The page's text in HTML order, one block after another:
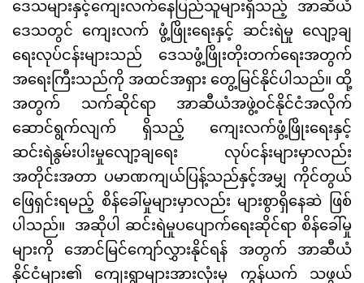
ဒေသများနှင့်ကျေးလက်နေပြည်သူများရှိသည့် အာဆီယံ
ဒေသတွင် ကျေးလက် ဖွံ့ဖြိုးရေးနှင့် ဆင်းရဲမှု လျော့ချ
ရေးလုပ်ငန်းများသည် ဒေသဖွံ့ဖြိုးတိုးတက်ရေးအတွက်
အရေးကြီးသည်ကို အထင်အရှား တွေ့မြင်နိုင်ပါသည်။ ထို့
အတွက် သက်ဆိုင်ရာ အာဆီယံအဖွဲ့ဝင်နိုင်ငံအလိုက်
ဆောင်ရွက်လျက် ရှိသည့် ကျေးလက်ဖွံ့ဖြိုးရေးနှင့်
ဆင်းရဲနွမ်းပါးမှုလျော့ချရေး လုပ်ငန်းများမှာလည်း
အတိုင်းအတာ ပမာဏကျယ်ပြန့်သည်နှင့်အမျှ ကိုင်တွယ်
ဖြေရှင်းရမည့် စိန်ခေါ်မှုများမှာလည်း များစွာရှိနေဆဲ ဖြစ်
ပါသည်။ အဆိုပါ ဆင်းရဲမှုပပျောက်ရေးဆိုင်ရာ စိန်ခေါ်မှု
များကို အောင်မြင်ကျော်လွှားနိုင်ရန် အတွက် အာဆီယံ
နိုင်ငံများ၏ ကျေးရွာများအားလုံးမှ ကွန်ယက် သဖွယ်